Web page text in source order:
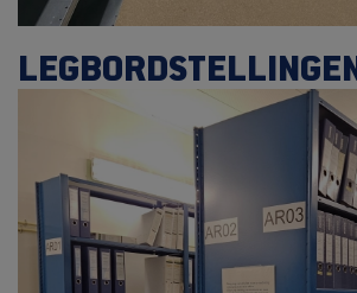
LEGBORDSTELLINGEN